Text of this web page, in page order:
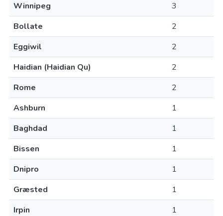
Winnipeg
3
Bollate
2
Eggiwil
2
Haidian (Haidian Qu)
2
Rome
2
Ashburn
1
Baghdad
1
Bissen
1
Dnipro
1
Græsted
1
Irpin
1